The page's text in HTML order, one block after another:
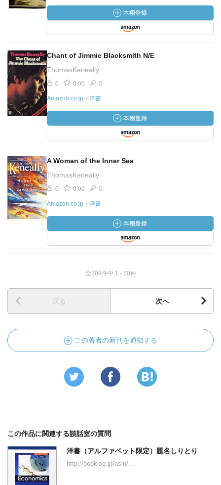
Chant of Jimmie Blacksmith N/E
ThomasKeneally
0 0.00 0
Amazon.co.jp・洋書
A Woman of the Inner Sea
ThomasKeneally
0 0.00 0
Amazon.co.jp・洋書
全209件中 1 - 20件
戻る 次へ
この著者の新刊を通知する
この作品に関連する談話室の質問
洋書（アルファベット限定）題名しりとり
http://booklog.jp/asin/...